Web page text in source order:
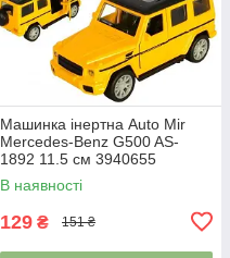
Машинка інертна Auto Mir
Mercedes-Benz G500 AS-
1892 11.5 см 3940655
В наявності
129 ₴ 151 ₴